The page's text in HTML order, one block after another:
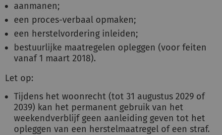
aanmanen;
een proces-verbaal opmaken;
een herstelvordering inleiden;
bestuurlijke maatregelen opleggen (voor feiten
vanaf 1 maart 2018).
Let op:
Tijdens het woonrecht (tot 31 augustus 2029 of
2039) kan het permanent gebruik van het
weekendverblijf geen aanleiding geven tot het
opleggen van een herstelmaatregel of een straf.